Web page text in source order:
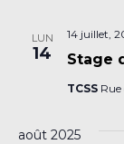
LUN
14 Stage
14 juillet,
TCSS Rue
août 2025